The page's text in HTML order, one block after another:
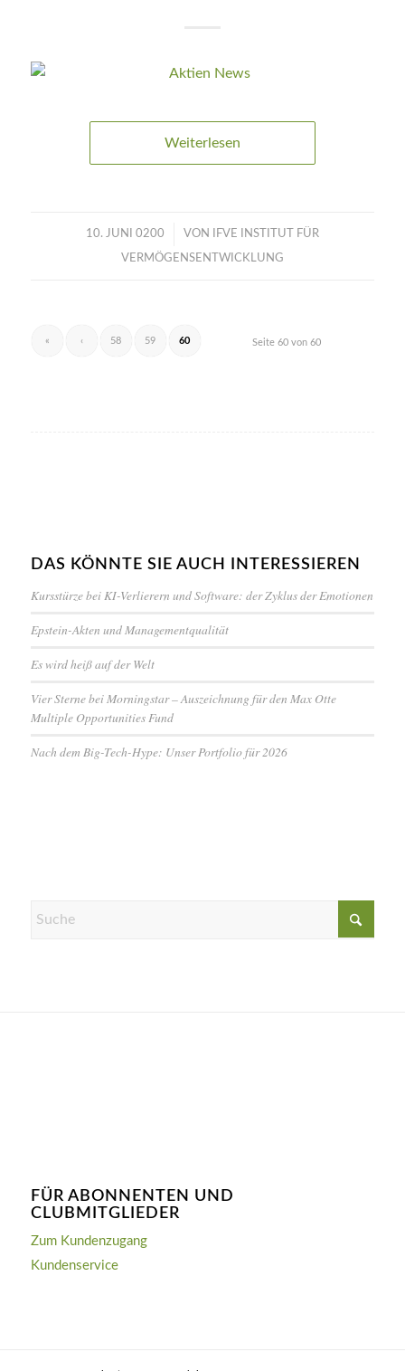
Weiterlesen
10. JUNI 0200
/ VON IFVE INSTITUT FÜR
VERMÖGENSENTWICKLUNG
Seite 60 von 60
« ‹ 58 59 60
DAS KÖNNTE SIE AUCH INTERESSIEREN
Kursstürze bei KI-Verlierern und Software: der Zyklus der Emotionen
Epstein-Akten und Managementqualität
Es wird heiß auf der Welt
Vier Sterne bei Morningstar – Auszeichnung für den Max Otte
Multiple Opportunities Fund
Nach dem Big-Tech-Hype: Unser Portfolio für 2026
FÜR ABONNENTEN UND
CLUBMITGLIEDER
Zum Kundenzugang
Kundenservice